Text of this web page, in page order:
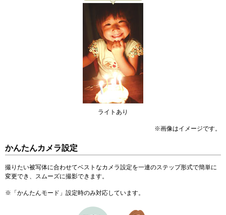
ライトあり
※画像はイメージです。
かんたんカメラ設定
撮りたい被写体に合わせてベストなカメラ設定を一連のステップ形式で簡単に
変更でき、スムーズに撮影できます。
※ 「かんたんモード」設定時のみ対応しています。